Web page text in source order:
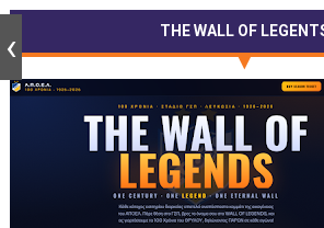
THE WALL OF